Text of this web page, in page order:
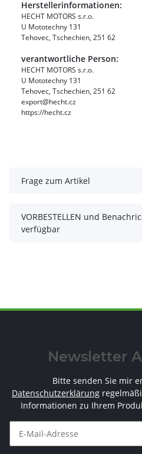
Herstellerinformationen:
HECHT MOTORS s.r.o.
U Mototechny 131
Tehovec, Tschechien, 251 62
verantwortliche Person:
HECHT MOTORS s.r.o.
U Mototechny 131
Tehovec, Tschechien, 251 62
export@hecht.cz
https://hecht.cz
Frage zum Artikel
VORBESTELLEN und
verfügbar
Newsletter
Bitte senden Sie mir
Datenschutzerklärung
Informationen zu Ihrem